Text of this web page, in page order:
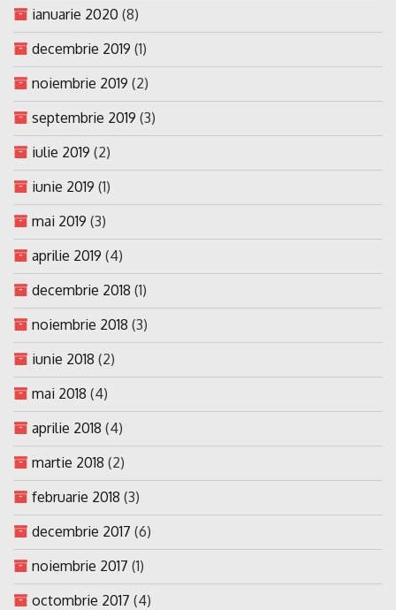
ianuarie 2020 (8)
decembrie 2019 (1)
noiembrie 2019 (2)
septembrie 2019 (3)
iulie 2019 (2)
iunie 2019 (1)
mai 2019 (3)
aprilie 2019 (4)
decembrie 2018 (1)
noiembrie 2018 (3)
iunie 2018 (2)
mai 2018 (4)
aprilie 2018 (4)
martie 2018 (2)
februarie 2018 (3)
decembrie 2017 (6)
noiembrie 2017 (1)
octombrie 2017 (4)